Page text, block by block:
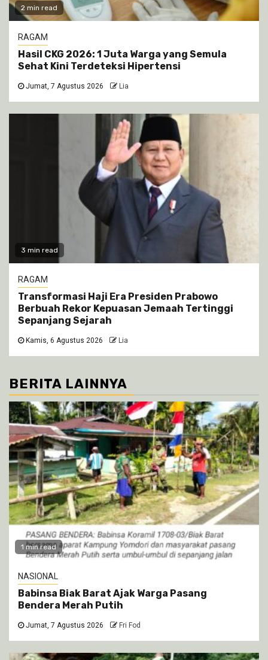
2 min read
RAGAM
Hasil CKG 2026: 1 Juta Warga yang Semula
Sehat Kini Terdeteksi Hipertensi
Jumat, 7 Agustus 2026 Lia
3 min read
RAGAM
Transformasi Haji Era Presiden Prabowo
Berbuah Rekor Kepuasan Jemaah Tertinggi
Sepanjang Sejarah
Kamis, 6 Agustus 2026 Lia
BERITA LAINNYA
1 min read
NASIONAL
Babinsa Biak Barat Ajak Warga Pasang
Bendera Merah Putih
Jumat, 7 Agustus 2026 Fri Fod